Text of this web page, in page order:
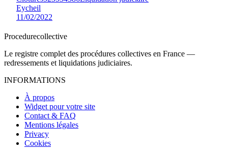
Eycheil
11/02/2022
Procedurecollective
Le registre complet des procédures collectives en France —
redressements et liquidations judiciaires.
INFORMATIONS
À propos
Widget pour votre site
Contact & FAQ
Mentions légales
Privacy
Cookies